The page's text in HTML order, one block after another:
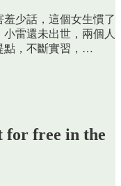
少話，這個女生慣了
雷還未出世，兩個人
點，不斷實習，…
for free in the